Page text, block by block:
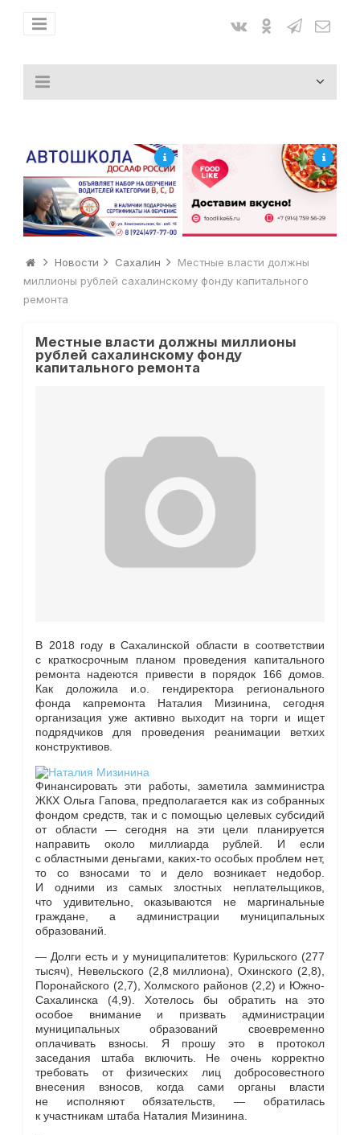
Новости Сахалин
Местные власти должны
миллионы рублей сахалинскому фонду капитального
ремонта
Местные власти должны миллионы
рублей сахалинскому фонду
капитального ремонта
В 2018 году в Сахалинской области в соответствии
с краткосрочным планом проведения капитального
ремонта надеются привести в порядок 166 домов.
Как доложила и.о. гендиректора регионального
фонда капремонта Наталия Мизинина, сегодня
организация уже активно выходит на торги и ищет
подрядчиков для проведения реанимации ветхих
конструктивов.
Финансировать эти работы, заметила замминистра
ЖКХ Ольга Гапова, предполагается как из собранных
фондом средств, так и с помощью целевых субсидий
от области — сегодня на эти цели планируется
направить около миллиарда рублей. И если
с областными деньгами, каких-то особых проблем нет,
то со взносами то и дело возникает недобор.
И одними из самых злостных неплательщиков,
что удивительно, оказываются не маргинальные
граждане, а администрации муниципальных
образований.
— Долги есть и у муниципалитетов: Курильского (277
тысяч), Невельского (2,8 миллиона), Охинского (2,8),
Поронайского (2,7), Холмского районов (2,2) и Южно-
Сахалинска (4,9). Хотелось бы обратить на это
особое внимание и призвать администрации
муниципальных образований своевременно
оплачивать взносы. Я прошу это в протокол
заседания штаба включить. Не очень корректно
требовать от физических лиц добросовестного
внесения взносов, когда сами органы власти
не исполняют обязательств, — обратилась
к участникам штаба Наталия Мизинина.